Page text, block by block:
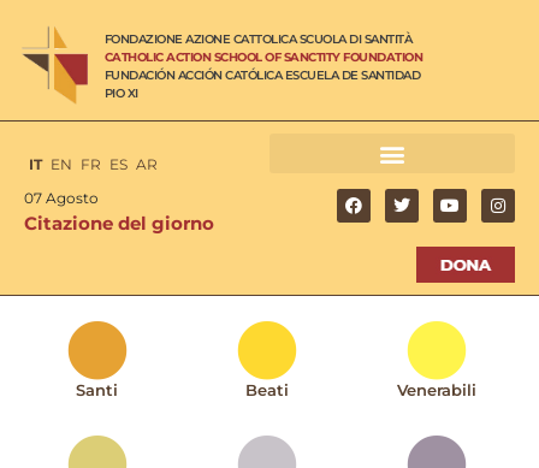
FONDAZIONE AZIONE CATTOLICA SCUOLA DI SANTITÀ
CATHOLIC ACTION SCHOOL OF SANCTITY FOUNDATION
FUNDACIÓN ACCIÓN CATÓLICA ESCUELA DE SANTIDAD
PIO XI
IT EN FR ES AR
07 Agosto
Citazione del giorno
Santi Beati Venerabili